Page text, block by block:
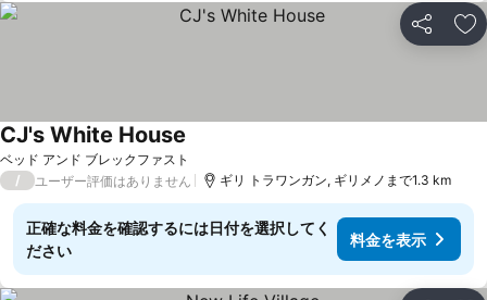
シェア お
ベッド アンド ブレックファスト
CJ's White House
/ ユーザー評価はありません ギリ トラワンガン, ギリメノまで1.3 km
正確な料金を確認するには日付を選択してく
ださい
料金を表示